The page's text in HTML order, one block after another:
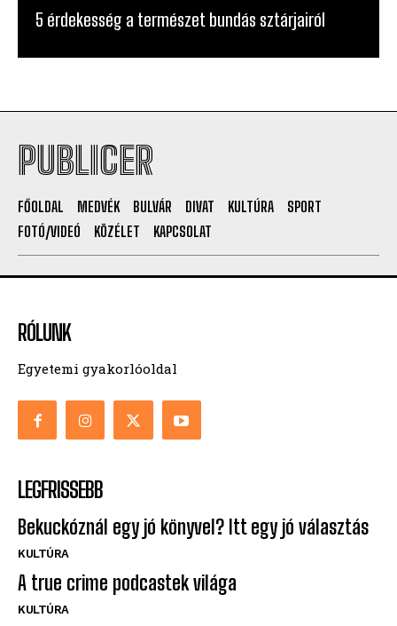
5 érdekesség a természet bundás sztárjairól
PUBLICER
FŐOLDAL MEDVÉK BULVÁR DIVAT KULTÚRA
SPORT
FOTÓ/VIDEÓ
KÖZÉLET KAPCSOLAT
RÓLUNK
Egyetemi gyakorlóoldal
LEGFRISSEBB
Bekuckóznál egy jó könyvel? Itt egy jó választás
KULTÚRA
A true crime podcastek világa
KULTÚRA